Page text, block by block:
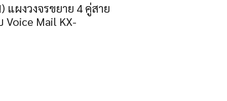
แผงวงจรขยาย 4 คู่สาย
Voice Mail KX-